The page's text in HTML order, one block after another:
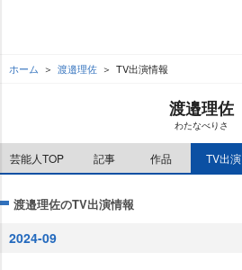
ホーム 渡邉理佐 TV出演情報
渡邉理佐
わたなべりさ
芸能人TOP 記事 作品 TV出演
渡邉理佐のTV出演情報
2024-09